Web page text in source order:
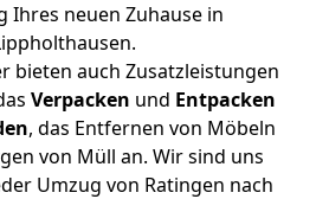
Ihres neuen Zuhause in
bieten auch Zusatzleistungen
Verpacken und Entpacken
, das Entfernen von Möbeln
von Müll an. Wir sind uns
Umzug von Ratingen nach